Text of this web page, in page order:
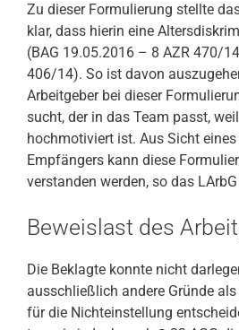
Zu dieser Formulierung stellte
klar, dass hierin eine
(BAG 19.05.2016 – 8 AZR 470/
406/14). So ist davon
Arbeitgeber bei dieser
sucht, der in das Team passt,
hochmotiviert ist. Aus Sicht
Empfängers kann diese
verstanden werden, so das
Beweislast des
Die Beklagte konnte nicht
ausschließlich andere Gründe
für die Nichteinstellung